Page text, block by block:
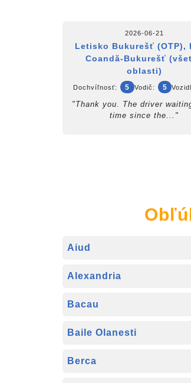
2026-06-21
Letisko Bukurešť (OTP),
Coandă-Bukurešť
oblasti)
Dochvíľnosť: 5 Vodič: 5
"Thank you. The driver
time since the..."
Aiud
Alexandria
Bacau
Baile Olanesti
Berca